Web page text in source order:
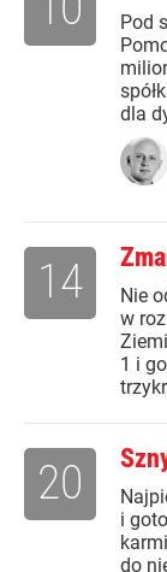
Pod
dla
Nie
w
1 i
14
i
do
20